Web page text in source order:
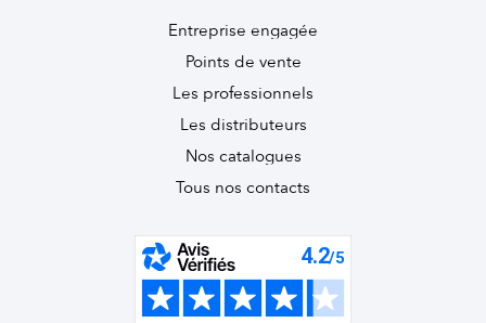
Entreprise engagée
Points de vente
Les professionnels
Les distributeurs
Nos catalogues
Tous nos contacts